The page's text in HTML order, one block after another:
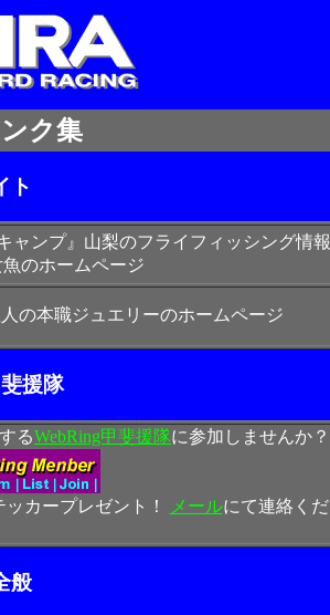
ク集
ト
ャンプ』山梨のフライフィッシング情報
のホームページ
人の本職ジュエリーのホームページ
援隊
るWebRing甲斐援隊に参加しませんか？
カープレゼント！ メールにて連絡くだ
般